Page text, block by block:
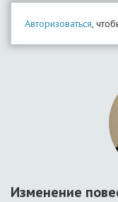
Авторизоваться,
Изменение